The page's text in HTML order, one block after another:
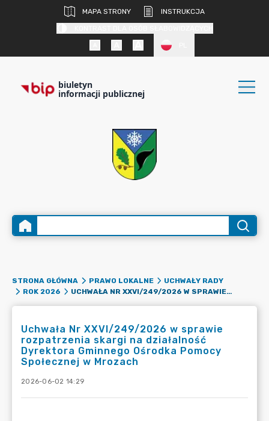
MAPA STRONY
INSTRUKCJA
biuletyn
informacji publicznej
STRONA GŁÓWNA PRAWO LOKALNE
UCHWAŁY RADY
ROK 2026
UCHWAŁA NR XXVI/249/2026 W SPRAWIE ROZPATRZENIA SKARGI NA DZIAŁALNOŚĆ DYREKTORA GMINNEGO OŚRODKA POMOCY SPOŁECZNEJ W MROZACH
Uchwała Nr XXVI/249/2026 w sprawie
rozpatrzenia skargi na działalność
Dyrektora Gminnego Ośrodka Pomocy
Społecznej w Mrozach
2026-06-02 14:29